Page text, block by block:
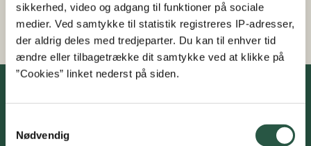
sikkerhed, video og adgang til funktioner på sociale
medier. Ved samtykke til statistik registreres IP-adresser,
der aldrig deles med tredjeparter. Du kan til enhver tid
ændre eller tilbagetrække dit samtykke ved at klikke på
”Cookies” linket nederst på siden.
Nødvendig
projektansøgninger, der skal bidrage til at bringe den
danske plan...
Kontakt